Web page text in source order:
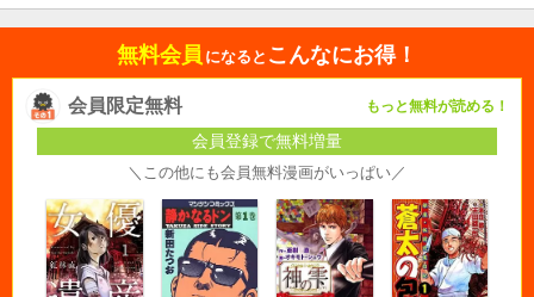
無料会員 になると こんなにお得！
会員限定無料 もっと無料が読める！
会員登録で無料増量
＼この他にも会員無料漫画がいっぱい／